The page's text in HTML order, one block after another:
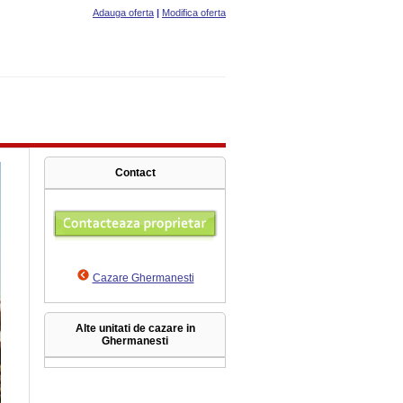
Adauga oferta | Modifica oferta
Contact
Cazare Ghermanesti
Alte unitati de cazare in
Ghermanesti